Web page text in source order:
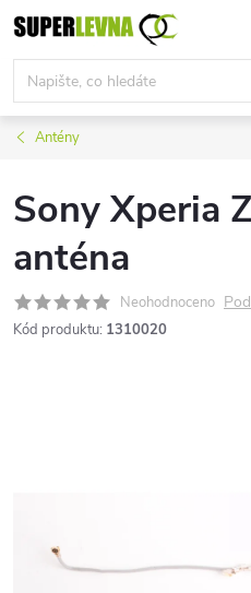
Přejít
na
obsah
Antény
Sony Xperia
anténa
Neohodnoceno
Kód produktu: 1310020